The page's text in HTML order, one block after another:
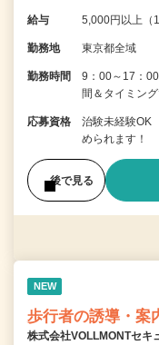
給与 5,000円以上（
勤務地 東京都全域
勤務時間
9：00～17：
間＆タイミン
応募資格
治験未経験OK
められます！
後で見る
NEW
歩行者の誘導・案
株式会社VOLLMONTセ